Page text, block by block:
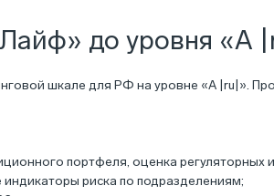
до уровня «A
шкале для РФ на уровне «А |ru|».
портфеля, оценка регуляторных
риска по подразделениям;